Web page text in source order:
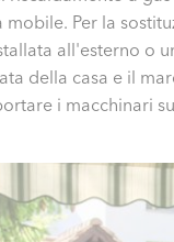
Per la
all'esterno o
della casa e il
i macchinari